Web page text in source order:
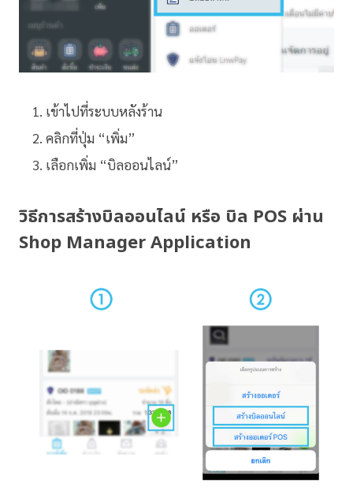
เข้าไปที่ระบบหลังร้าน
คลิกที่ปุ่ม “เพิ่ม”
เลือกเพิ่ม “บิลออนไลน์”
วิธีการสร้างบิลออนไลน์ หรือ บิล POS ผ่าน
Shop Manager Application